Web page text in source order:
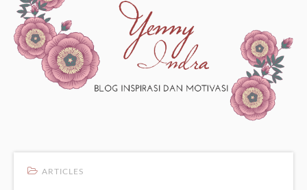
ARTICLES